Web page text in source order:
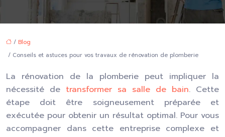
/ Blog
/ Conseils et astuces pour vos travaux de rénovation de plomberie
La rénovation de la plomberie peut impliquer la
nécessité de transformer sa salle de bain. Cette
étape doit être soigneusement préparée et
exécutée pour obtenir un résultat optimal. Pour vous
accompagner dans cette entreprise complexe et